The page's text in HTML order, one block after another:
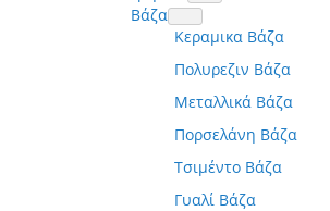
Βάζα
Κεραμικα Βάζα
Πολυρεζιν Βάζα
Μεταλλικά Βάζα
Πορσελάνη Βάζα
Τσιμέντο Βάζα
Γυαλί Βάζα